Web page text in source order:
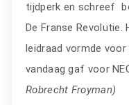
tijdperk en schreef
De Franse
leidraad vormde voor
vandaag gaf voor
Robrecht Froyman)